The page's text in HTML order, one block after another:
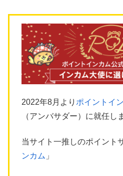
2022年8月より ポイントイ
（アンバサダー）に就任し
当サイト一推しのポイント
ンカム 」